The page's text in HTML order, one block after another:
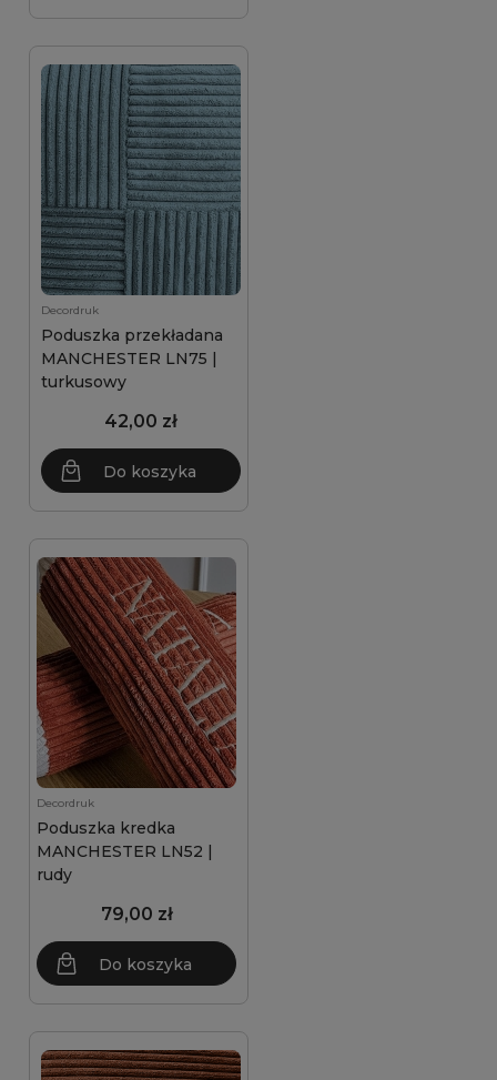
Decordruk
Poduszka przekładana
MANCHESTER LN75 |
turkusowy
42,00 zł
Do koszyka
Decordruk
Poduszka kredka
MANCHESTER LN52 |
rudy
79,00 zł
Do koszyka